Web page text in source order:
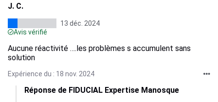
J. C.
13 déc. 2024
Avis vérifié
Aucune réactivité ….les problèmes s accumulent sans
solution
Expérience du : 18 nov. 2024
Réponse de FIDUCIAL Expertise Manosque